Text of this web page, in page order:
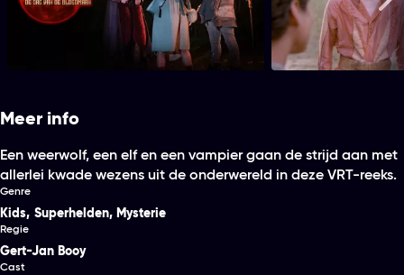
Bloedmaan
Meer info
Een weerwolf, een elf en een vampier gaan de strijd aan met
allerlei kwade wezens uit de onderwereld in deze VRT-reeks.
Genre
Kids, Superhelden, Mysterie
Regie
Gert-Jan Booy
Cast